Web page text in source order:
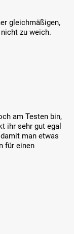
gleichmäßigen,
zu weich.
am Testen bin,
ihr sehr gut egal
man etwas
für einen